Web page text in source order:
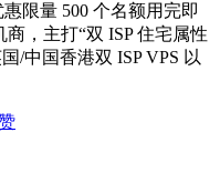
限量 500 个名额用完即
，主打“双 ISP 住宅属性
/中国香港双 ISP VPS 以